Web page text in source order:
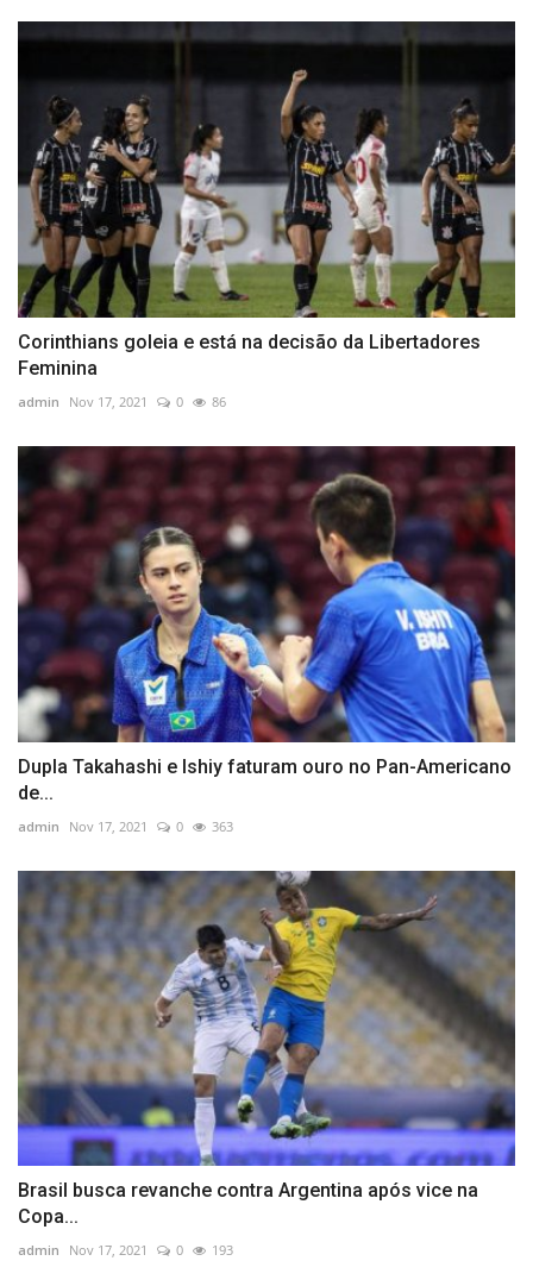
Corinthians goleia e está na decisão da Libertadores
Feminina
admin Nov 17, 2021 0 86
Dupla Takahashi e Ishiy faturam ouro no Pan-Americano
de...
admin Nov 17, 2021 0 363
Brasil busca revanche contra Argentina após vice na
Copa...
admin Nov 17, 2021 0 193